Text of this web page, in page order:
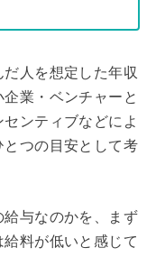
人を想定した年収
業・ベンチャーと
ンティブなどによ
つの目安として考
与なのかを、まず
料が低いと感じて